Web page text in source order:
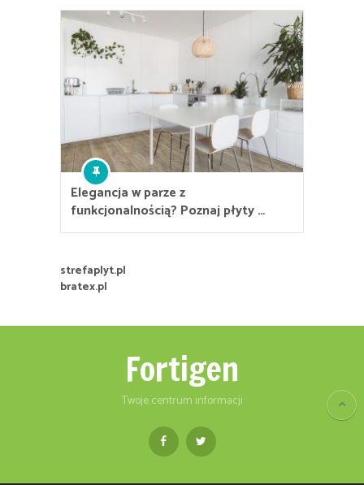
Elegancja w parze z
funkcjonalnością? Poznaj płyty …
strefaplyt.pl
bratex.pl
Fortigen
Twoje centrum informacji